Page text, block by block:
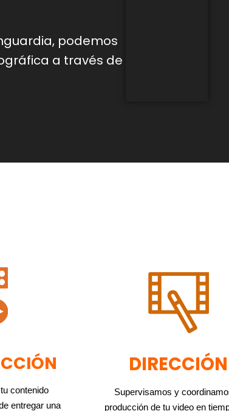
podemos
a través de
contenido
entregar una
DIRECCIÓN
Supervisamos y
producción de tu video en